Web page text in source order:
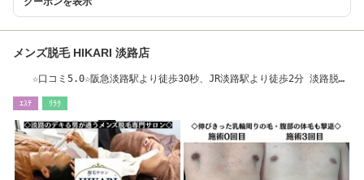
メンズ脱毛 HIKARI 淡路店
☆口コミ5.0☆阪急淡路駅より徒歩30秒、JR淡路駅より徒歩2分 淡路脱
ｴｽﾃ ﾘﾗｸ